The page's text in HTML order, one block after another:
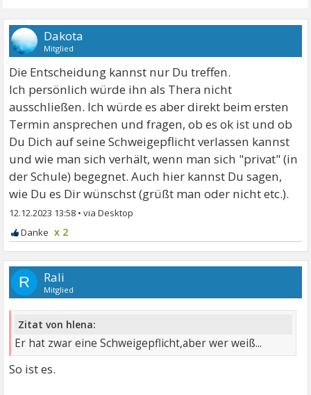
Dakota
Mitglied
Die Entscheidung kannst nur Du treffen.
Ich persönlich würde ihn als Thera nicht
ausschließen. Ich würde es aber direkt beim ersten
Termin ansprechen und fragen, ob es ok ist und ob
Du Dich auf seine Schweigepflicht verlassen kannst
und wie man sich verhält, wenn man sich "privat" (in
der Schule) begegnet. Auch hier kannst Du sagen,
wie Du es Dir wünschst (grüßt man oder nicht etc.).
12.12.2023 13:58 •
x 2
R Rali
Mitglied
Zitat von hlena:
Er hat zwar eine Schweigepflicht,aber wer weiß...
So ist es.